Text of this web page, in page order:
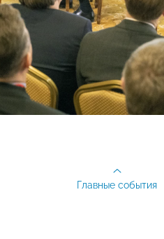
Главные события